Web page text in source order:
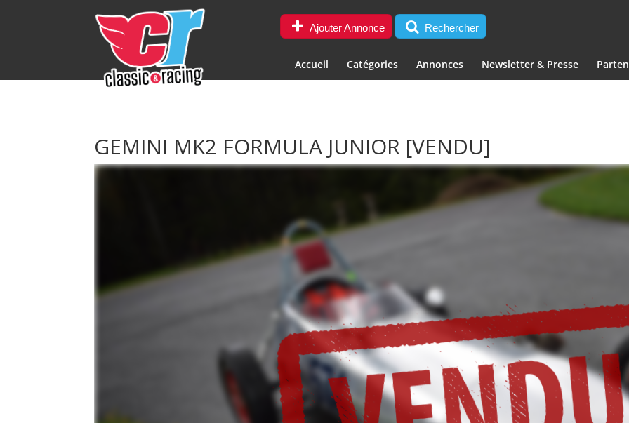
Ajouter Annonce Rechercher
Accueil Catégories Annonces Newsletter & Presse
GEMINI MK2 FORMULA JUNIOR [VENDU]